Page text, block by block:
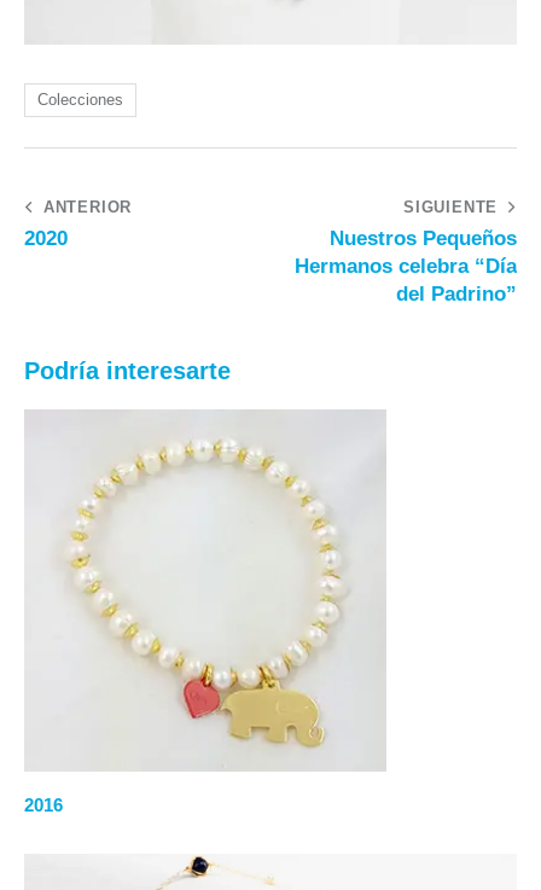
Colecciones
ANTERIOR
2020
SIGUIENTE
Nuestros Pequeños
Hermanos celebra “Día
del Padrino”
Podría interesarte
2016